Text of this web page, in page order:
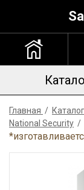
Главная / Каталог
National Security /